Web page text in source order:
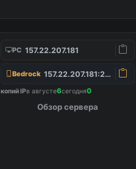
PC 157.22.207.181
Bedrock 157.22.207.181:25565
копий IPв августе6сегодня0
Обзор сервера